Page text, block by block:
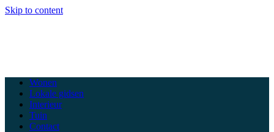
Skip to content
Wonen
Lokale gidsen
Interieur
Tuin
Contact